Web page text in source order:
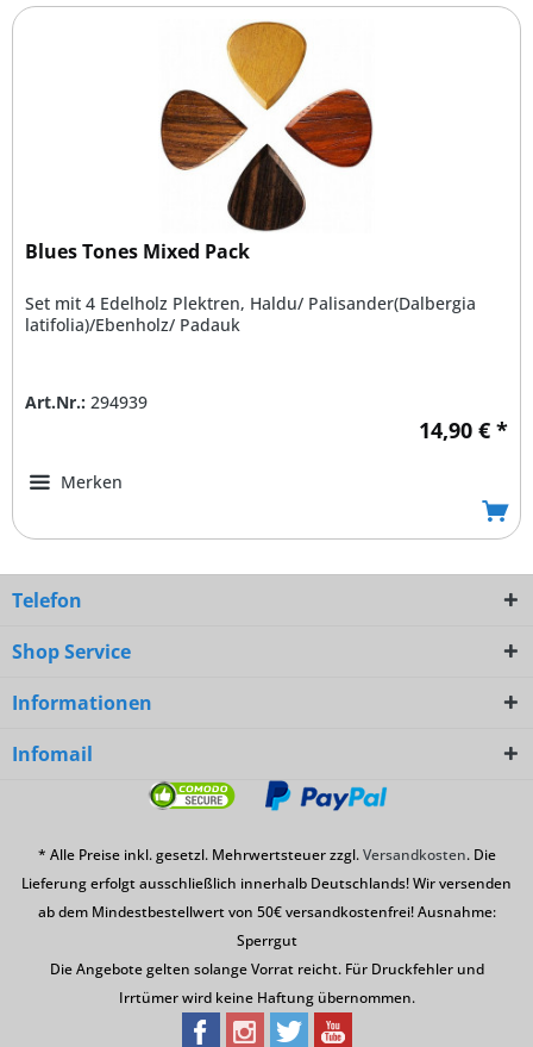
Blues Tones Mixed Pack
Set mit 4 Edelholz Plektren, Haldu/ Palisander(Dalbergia
latifolia)/Ebenholz/ Padauk
Art.Nr.: 294939
14,90 € *
Merken
Telefon
Shop Service
Informationen
Infomail
* Alle Preise inkl. gesetzl. Mehrwertsteuer zzgl.Versandkosten. Die
Lieferung erfolgt ausschließlich innerhalb Deutschlands! Wir versenden
ab dem Mindestbestellwert von 50€ versandkostenfrei! Ausnahme:
Sperrgut
Die Angebote gelten solange Vorrat reicht. Für Druckfehler und
Irrtümer wird keine Haftung übernommen.